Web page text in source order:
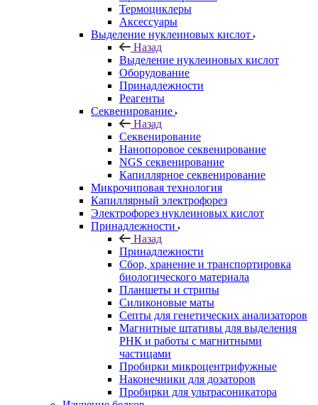
Термоциклеры
Аксессуары
Выделение нуклеиновых кислот
Назад
Выделение нуклеиновых кислот
Оборудование
Принадлежности
Реагенты
Секвенирование
Назад
Секвенирование
Нанопоровое секвенирование
NGS секвенирование
Капиллярное секвенирование
Микрочиповая технология
Капиллярный электрофорез
Электрофорез нуклеиновых кислот
Принадлежности
Назад
Принадлежности
Сбор, хранение и транспортировка
биологического материала
Планшеты и стрипы
Силиконовые маты
Септы для генетических анализаторов
Магнитные штативы для выделения
РНК и работы с магнитными
частицами
Пробирки микроцентрифужные
Наконечники для дозаторов
Пробирки для ультрасоникатора